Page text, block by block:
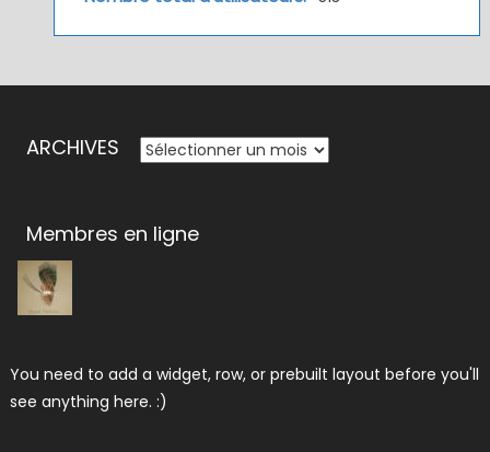
ARCHIVES ARCHIVES
Membres en ligne
You need to add a widget, row, or prebuilt layout before you'll
see anything here. :)